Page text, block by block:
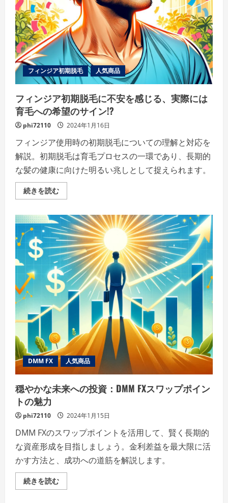
来
へ
の
扉
を
開
く、
あ
な
た
の
取
引
パ
ー
ト
ナ
ー
詳
細
を
ご
覧
く
だ
さ
い
フィンジア初期脱毛 人気商品
フィンジア初期脱毛に不安を感じる、実際には
育毛への希望のサイン!?
phi72110 2024年1月16日
フィンジア使用時の初期脱毛についての理解と対応を
解説。初期脱毛は育毛プロセスの一環であり、長期的
な髪の健康に向けた明るい兆しとして捉えられます。
続きを読むフ
ィ
ア
初
期
脱
毛
に
不
安
を
感
じ
る、
実
際
に
育
毛
へ
の
希
望
の
サ
イ
詳
細
ご
く
さ
DMM FX 人気商品
穏やかな未来への投資：DMM FXスワップポイン
トの魅力
phi72110 2024年1月15日
DMM FXのスワップポイントを活用して、賢く長期的
な資産形成を目指しましょう。金利差益を最大限に活
かす方法と、成功への道筋を解説します。
続きを読む穏
や